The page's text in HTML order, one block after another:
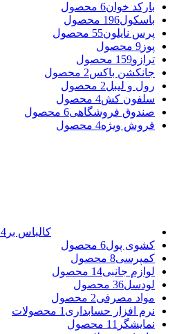
بارکد خوان6 محصول
باسکول196 محصول
پرس نایلون55 محصول
پوز 9 محصول
ترازو159 محصول
جانکشن باکس2 محصول
رول و لیبل2 محصول
سلفون کش4 محصول
صندوق فروشگاهی6 محصول
فروش ویژه4 محصول
کالباس بر 4 محصول
کشوی پول6 محصول
کمپرسی8 محصول
لوازم جانبی14 محصول
لودسل36 محصول
مواد مصرفی2 محصول
نرم افزار حسابداری 1 محصولات
نمایشگر 11 محصول